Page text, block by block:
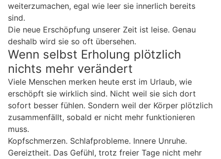
weiterzumachen, egal wie leer sie innerlich bereits
sind.
Die neue Erschöpfung unserer Zeit ist leise. Genau
deshalb wird sie so oft übersehen.
Wenn selbst Erholung plötzlich
nichts mehr verändert
Viele Menschen merken heute erst im Urlaub, wie
erschöpft sie wirklich sind. Nicht weil sie sich dort
sofort besser fühlen. Sondern weil der Körper plötzlich
zusammenfällt, sobald er nicht mehr funktionieren
muss.
Kopfschmerzen. Schlafprobleme. Innere Unruhe.
Gereiztheit. Das Gefühl, trotz freier Tage nicht mehr